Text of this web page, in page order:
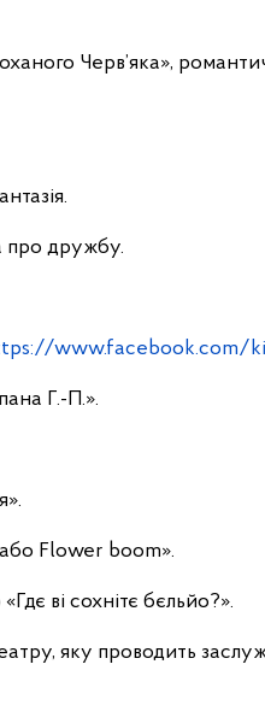
Черв’яка»,
про дружбу.
www.facebook.com/
Г.-П.».
або Flower boom».
ві сохнітє бєльйо?».
яку проводить